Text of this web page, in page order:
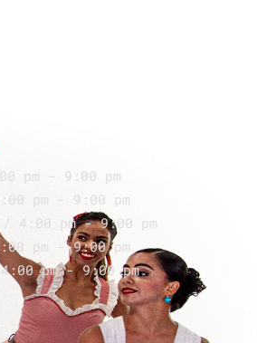
pm - 9:00 pm
pm - 9:00 pm
4:00 pm - 9:00 pm
pm - 9:00 pm
pm - 9:00 pm